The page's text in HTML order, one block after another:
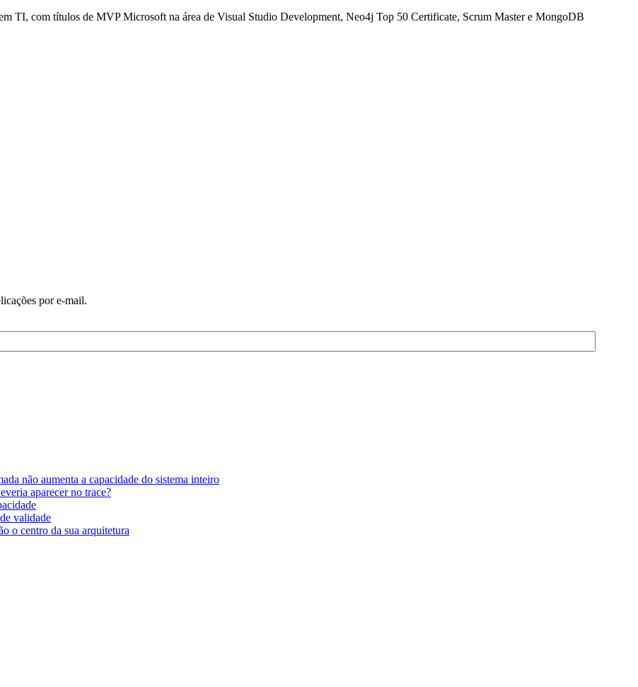
TI, com títulos de MVP Microsoft na área de Visual Studio Development, Neo4j Top 50 Certificate, Scrum Master e MongoDB
por e-mail.
não aumenta a capacidade do sistema inteiro
aparecer no trace?
validade
o centro da sua arquitetura